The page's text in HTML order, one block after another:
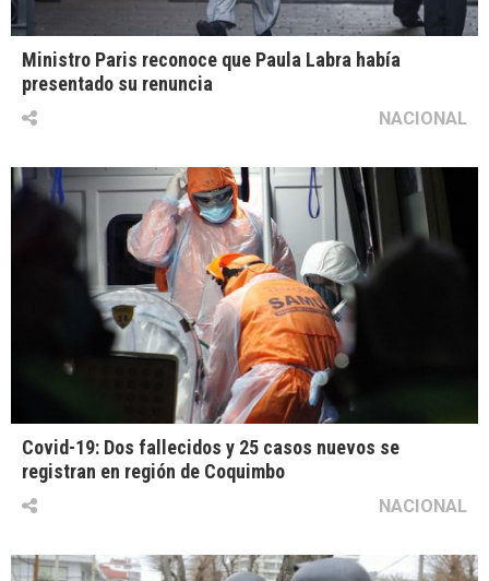
Ministro Paris reconoce que Paula Labra había
presentado su renuncia
NACIONAL
Covid-19: Dos fallecidos y 25 casos nuevos se
registran en región de Coquimbo
NACIONAL